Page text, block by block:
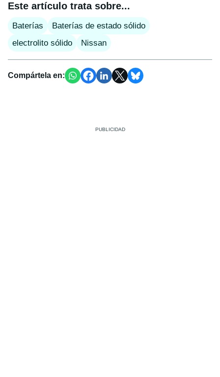
Este artículo trata sobre...
Baterías
Baterías de estado sólido
electrolito sólido
Nissan
Compártela en: